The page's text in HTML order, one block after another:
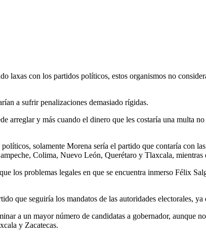
laxas con los partidos políticos, estos organismos no
a sufrir penalizaciones demasiado rígidas.
arreglar y más cuando el dinero que les costaría una multa
solamente Morena sería el partido que contaría con
Colima, Nuevo León, Querétaro y Tlaxcala,
los problemas legales en que se encuentra inmerso Félix
que seguiría los mandatos de las autoridades electorales,
a un mayor número de candidatas a gobernador, aunque
y Zacatecas.